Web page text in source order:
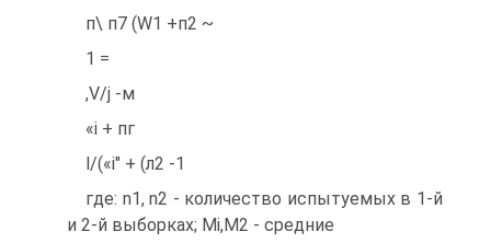
п\ п7 (W1 +п2 ~
1 =
,V/j -м
«і + пг
l/(«i" + (л2 -1
где: n1, n2 - количество испытуемых в 1-й
и 2-й выборках; Mi,M2 - средние